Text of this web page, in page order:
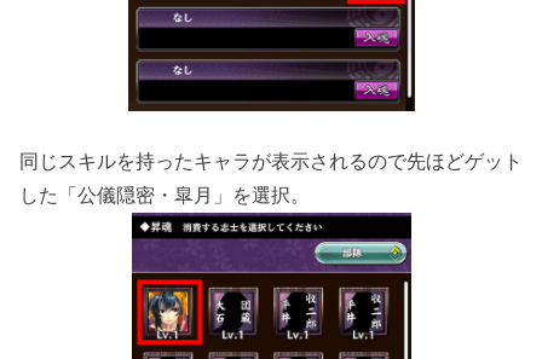
同じスキルを持ったキャラが表示されるので先ほどゲット
した「公儀隠密・皐月」を選択。